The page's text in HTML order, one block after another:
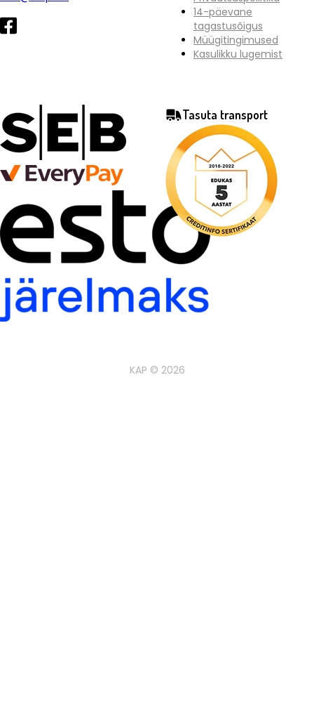
14-päevane
tagastusõigus
Müügitingimused
Kasulikku lugemist
Tasuta transport
KAP © 2026